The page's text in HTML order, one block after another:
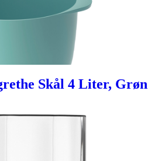
Skål 4 Liter, Grøn